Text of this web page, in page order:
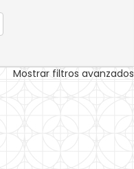
Mostrar filtros avanzados